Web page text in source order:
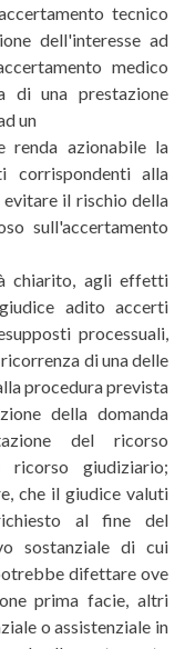
tecnico
dell'interesse ad
medico
di una prestazione
un
renda azionabile la
corrispondenti alla
il rischio della
sull'accertamento
chiarito, agli effetti
adito accerti
processuali,
di una delle
procedura prevista
della domanda
del ricorso
ricorso giudiziario;
che il giudice valuti
al fine del
sostanziale di cui
difettare ove
prima facie, altri
o assistenziale in